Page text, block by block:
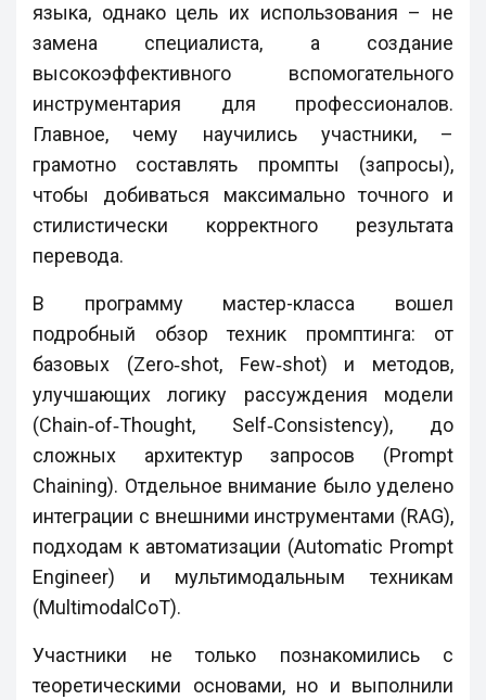
языка, однако цель их использования – не
замена специалиста, а создание
высокоэффективного вспомогательного
инструментария для профессионалов.
Главное, чему научились участники, –
грамотно составлять промпты (запросы),
чтобы добиваться максимально точного и
стилистически корректного результата
перевода.
В программу мастер-класса вошел
подробный обзор техник промптинга: от
базовых (Zero‑shot, Few‑shot) и методов,
улучшающих логику рассуждения модели
(Chain‑of‑Thought, Self‑Consistency), до
сложных архитектур запросов (Prompt
Chaining). Отдельное внимание было уделено
интеграции с внешними инструментами (RAG),
подходам к автоматизации (Automatic Prompt
Engineer) и мультимодальным техникам
(MultimodalCoT).
Участники не только познакомились с
теоретическими основами, но и выполнили